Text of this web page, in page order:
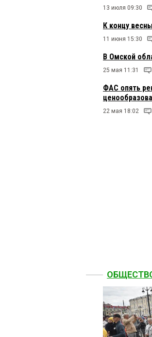
13 июля 09:30
К концу
11 июня 15:30
В Омской
25 мая 11:31
ФАС опять
22 мая 18:02